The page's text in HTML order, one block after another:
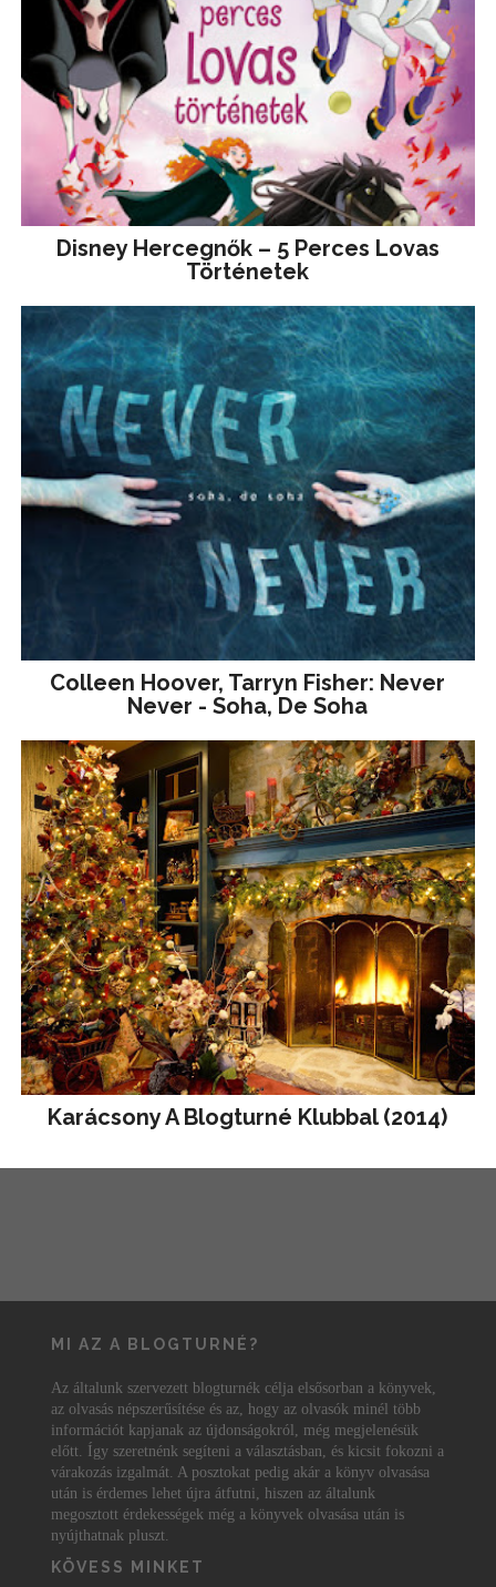
Disney ​Hercegnők – 5 Perces Lovas
Történetek
Colleen Hoover, Tarryn Fisher: Never
Never - Soha, De Soha
Karácsony A Blogturné Klubbal (2014)
MI AZ A BLOGTURNÉ?
Az általunk szervezett blogturnék célja elsősorban a könyvek,
az olvasás népszerűsítése és az, hogy az olvasók minél több
információt kapjanak az újdonságokról, még megjelenésük
előtt. Így szeretnénk segíteni a választásban, és kicsit fokozni a
várakozás izgalmát. A posztokat pedig akár a könyv olvasása
után is érdemes lehet újra átfutni, hiszen az általunk
megosztott érdekességek még a könyvek olvasása után is
nyújthatnak pluszt.
KÖVESS MINKET